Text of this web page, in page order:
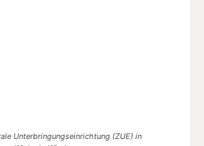
Unterbringungseinrichtung (ZUE) in